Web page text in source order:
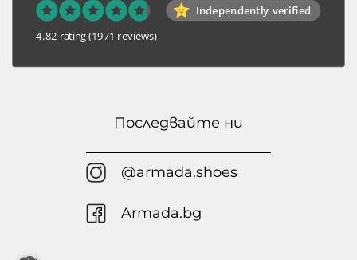
Independently verified
4.82 rating(1971 reviews)
Последвайте ни
@armada.shoes
Armada.bg